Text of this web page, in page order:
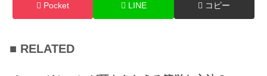
Pocket LINE コピー
■ RELATED